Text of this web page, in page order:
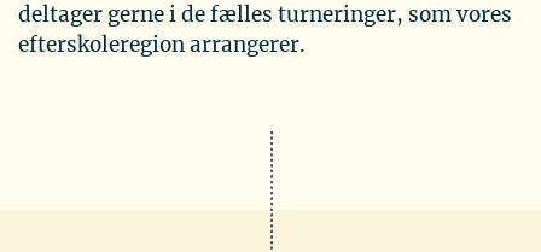
deltager gerne i de fælles turneringer, som vores
efterskoleregion arrangerer.